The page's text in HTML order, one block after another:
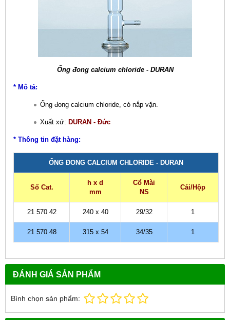
Ống đong calcium chloride - DURAN
* Mô tả:
Ống đong calcium chloride, có nắp vặn.
Xuất xứ: DURAN - Đức
* Thông tin đặt hàng:
ỐNG ĐONG CALCIUM CHLORIDE - DURAN
Số Cat.
h x d
mm
Cổ Mài
NS
Cái/Hộp
21 570 42 240 x 40 29/32 1
21 570 48 315 x 54 34/35 1
ĐÁNH GIÁ SẢN PHẨM
Bình chọn sản phẩm: